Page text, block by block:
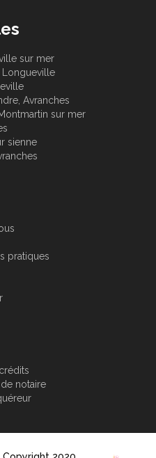
sur mer
Longueville
Avranches
sur mer
sienne
pratiques
notaire